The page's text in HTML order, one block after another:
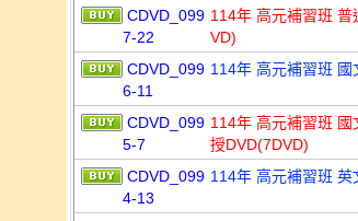
CDVD_099
7-22
114年 高元補習班
VD)
CDVD_099
6-11
114年 高元補習班
CDVD_099
5-7
114年 高元補習班
授DVD(7DVD)
CDVD_099
4-13
114年 高元補習班